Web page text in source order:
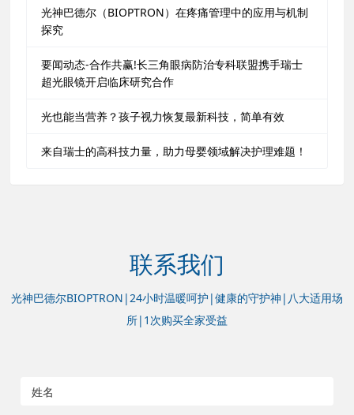
光神巴德尔（BIOPTRON）在疼痛管理中的应用与机制
探究
要闻动态-合作共赢!长三角眼病防治专科联盟携手瑞士
超光眼镜开启临床研究合作
光也能当营养？孩子视力恢复最新科技，简单有效
来自瑞士的高科技力量，助力母婴领域解决护理难题！
联系我们
光神巴德尔BIOPTRON|24小时温暖呵护|健康的守护神|八大适用场
所|1次购买全家受益